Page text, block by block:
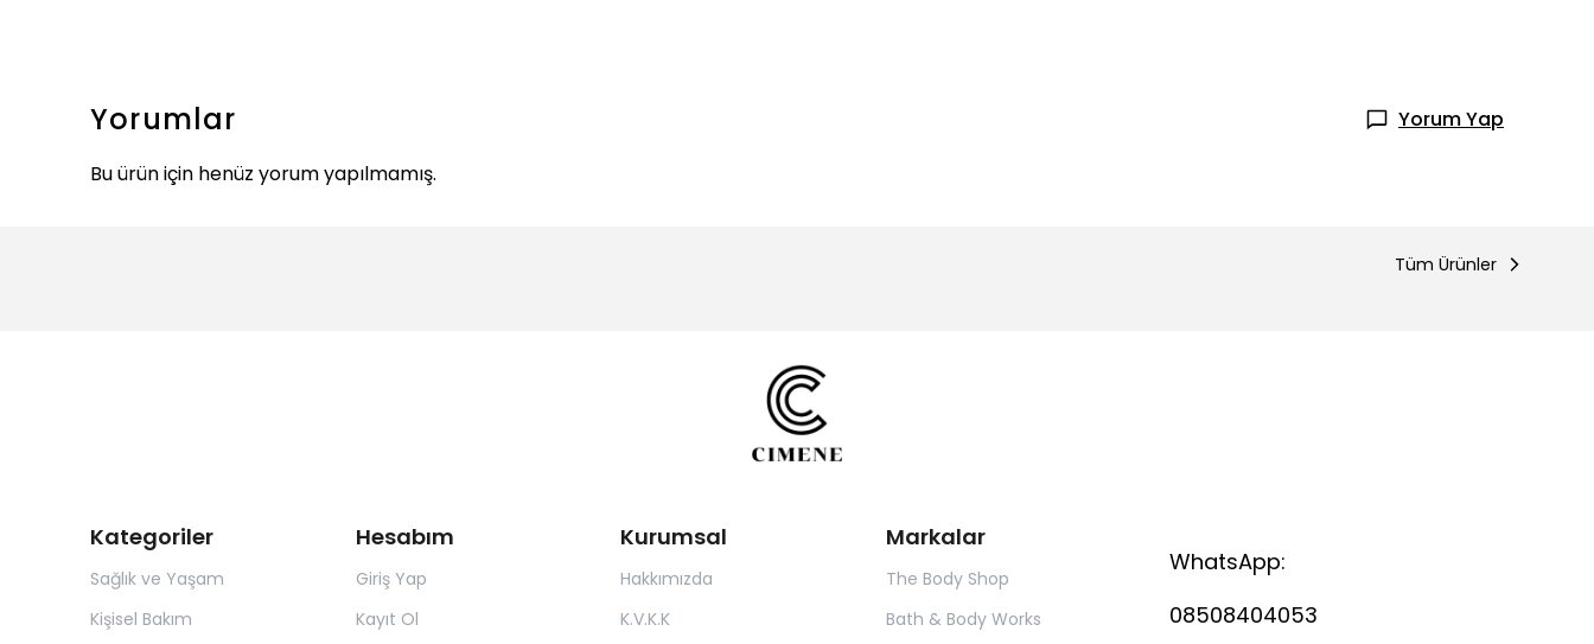
Yorumlar
Yorum Yap
Bu ürün için henüz yorum yapılmamış.
Tüm Ürünler
Kategoriler
Sağlık ve Yaşam
Kişisel Bakım
Hesabım
Giriş Yap
Kayıt Ol
Kurumsal
Hakkımızda
K.V.K.K
Markalar
The Body Shop
Bath & Body Works
WhatsApp:
08508404053